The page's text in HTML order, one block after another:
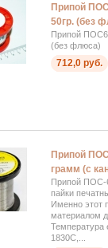
Припой
50гр. (без
Припой
(без флюса)
712,0 руб.
Припой
грамм (с
Припой ПОС-
пайки
Именно этот
материалом
Температура
1830C,...